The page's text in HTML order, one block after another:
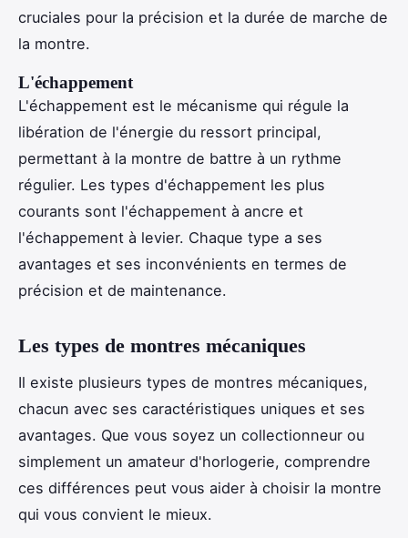
cruciales pour la précision et la durée de marche de
la montre.
L'échappement
L'échappement est le mécanisme qui régule la
libération de l'énergie du ressort principal,
permettant à la montre de battre à un rythme
régulier. Les types d'échappement les plus
courants sont l'échappement à ancre et
l'échappement à levier. Chaque type a ses
avantages et ses inconvénients en termes de
précision et de maintenance.
Les types de montres mécaniques
Il existe plusieurs types de montres mécaniques,
chacun avec ses caractéristiques uniques et ses
avantages. Que vous soyez un collectionneur ou
simplement un amateur d'horlogerie, comprendre
ces différences peut vous aider à choisir la montre
qui vous convient le mieux.